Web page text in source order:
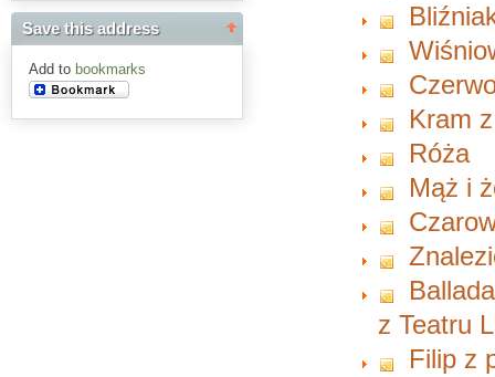
Save this address
Add to bookmarks
Kram
Róża
Mąż i
z Teatru
Filip z